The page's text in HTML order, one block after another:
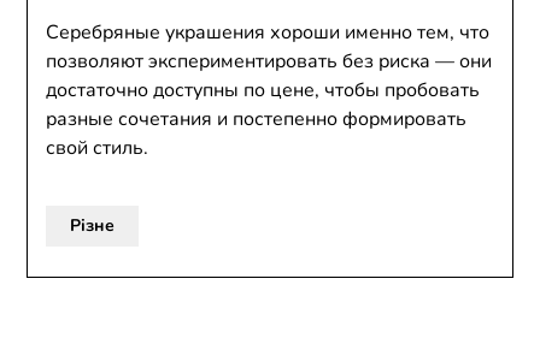
Серебряные украшения хороши именно тем, что
позволяют экспериментировать без риска — они
достаточно доступны по цене, чтобы пробовать
разные сочетания и постепенно формировать
свой стиль.
Різне